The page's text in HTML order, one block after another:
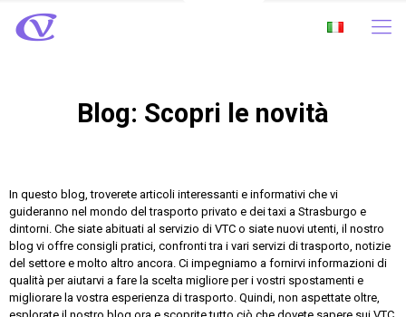
Blog: Scopri le novità
In questo blog, troverete articoli interessanti e informativi che vi
guideranno nel mondo del trasporto privato e dei taxi a Strasburgo e
dintorni. Che siate abituati al servizio di VTC o siate nuovi utenti, il nostro
blog vi offre consigli pratici, confronti tra i vari servizi di trasporto, notizie
del settore e molto altro ancora. Ci impegniamo a fornirvi informazioni di
qualità per aiutarvi a fare la scelta migliore per i vostri spostamenti e
migliorare la vostra esperienza di trasporto. Quindi, non aspettate oltre,